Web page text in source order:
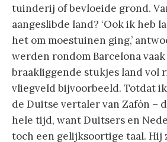
tuinderij of bevloeide grond.
aangeslibde land? ‘Ook ik heb
het om moestuinen ging,’
werden rondom Barcelona
braakliggende stukjes land vol
vliegveld bijvoorbeeld. Totdat
de Duitse vertaler van Zafón –
hele tijd, want Duitsers en
toch een gelijksoortige taal. Hij